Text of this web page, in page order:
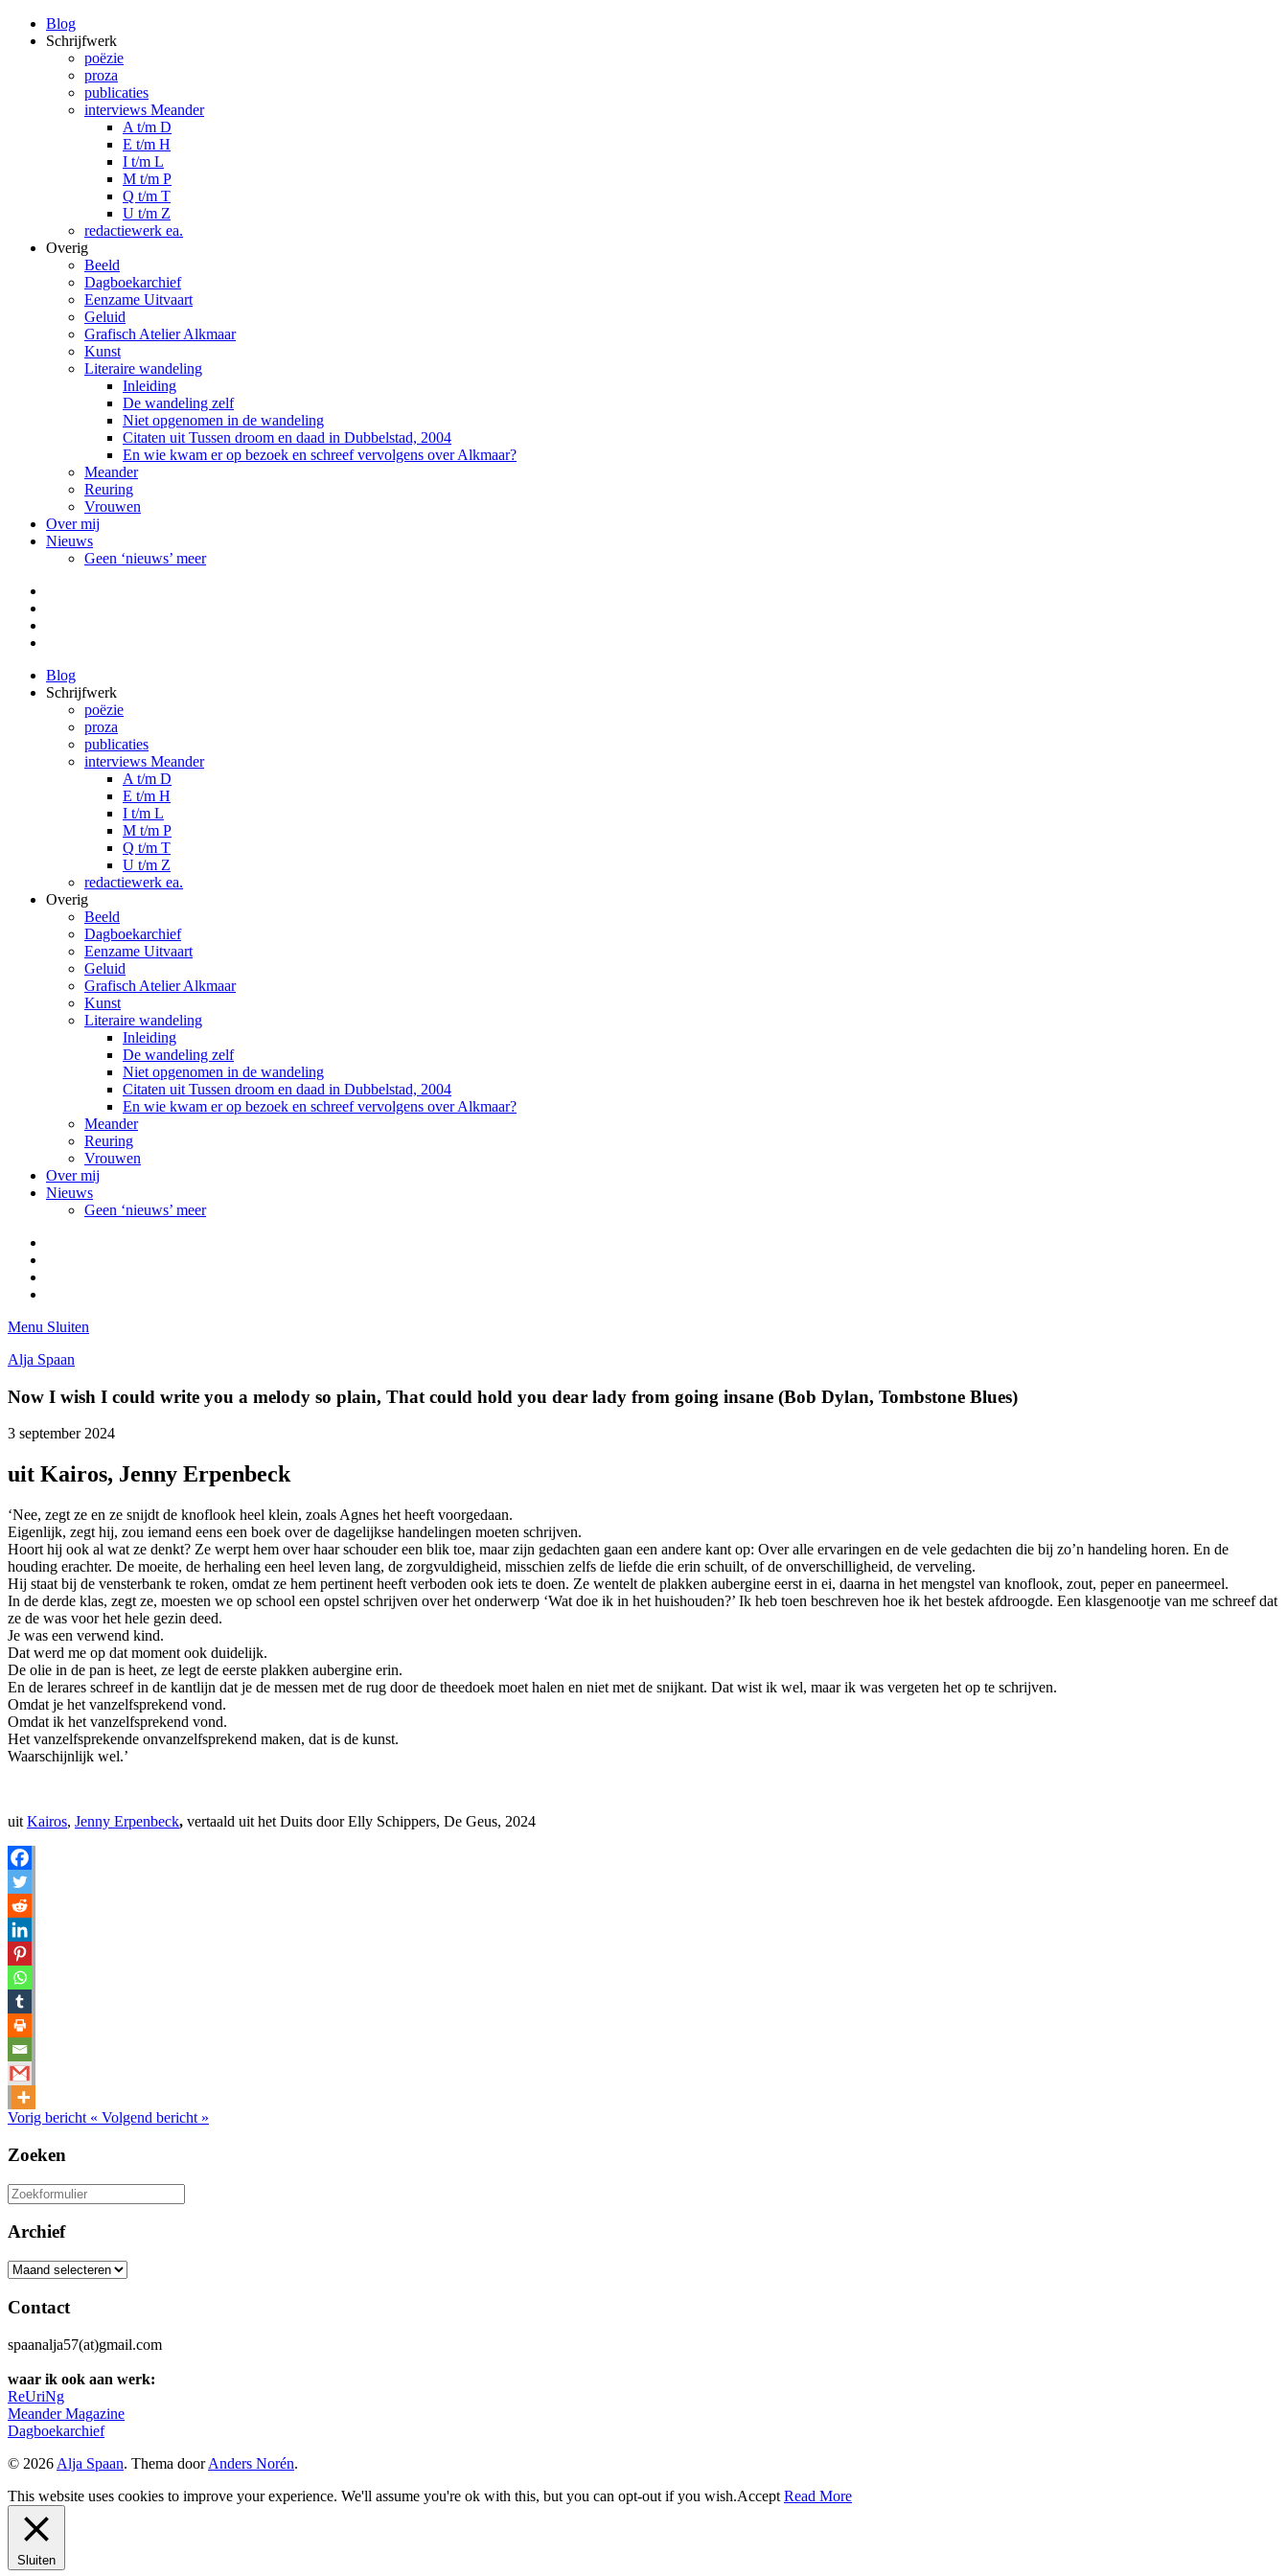
Blog
Schrijfwerk
poëzie
proza
publicaties
interviews Meander
A t/m D
E t/m H
I t/m L
M t/m P
Q t/m T
U t/m Z
redactiewerk ea.
Overig
Beeld
Dagboekarchief
Eenzame Uitvaart
Geluid
Grafisch Atelier Alkmaar
Kunst
Literaire wandeling
Inleiding
De wandeling zelf
Niet opgenomen in de wandeling
Citaten uit Tussen droom en daad in Dubbelstad, 2004
En wie kwam er op bezoek en schreef vervolgens over Alkmaar?
Meander
Reuring
Vrouwen
Over mij
Nieuws
Geen ‘nieuws’ meer
Blog
Schrijfwerk
poëzie
proza
publicaties
interviews Meander
A t/m D
E t/m H
I t/m L
M t/m P
Q t/m T
U t/m Z
redactiewerk ea.
Overig
Beeld
Dagboekarchief
Eenzame Uitvaart
Geluid
Grafisch Atelier Alkmaar
Kunst
Literaire wandeling
Inleiding
De wandeling zelf
Niet opgenomen in de wandeling
Citaten uit Tussen droom en daad in Dubbelstad, 2004
En wie kwam er op bezoek en schreef vervolgens over Alkmaar?
Meander
Reuring
Vrouwen
Over mij
Nieuws
Geen ‘nieuws’ meer
Menu Sluiten
Alja Spaan
Now I wish I could write you a melody so plain, That could hold you dear lady from going insane (Bob Dylan, Tombstone Blues)
3 september 2024
uit Kairos, Jenny Erpenbeck
‘Nee, zegt ze en ze snijdt de knoflook heel klein, zoals Agnes het heeft voorgedaan.
Eigenlijk, zegt hij, zou iemand eens een boek over de dagelijkse handelingen moeten schrijven.
Hoort hij ook al wat ze denkt? Ze werpt hem over haar schouder een blik toe, maar zijn gedachten gaan een andere kant op: Over alle ervaringen en de vele gedachten die bij zo’n handeling horen. En de
houding erachter. De moeite, de herhaling een heel leven lang, de zorgvuldigheid, misschien zelfs de liefde die erin schuilt, of de onverschilligheid, de verveling.
Hij staat bij de vensterbank te roken, omdat ze hem pertinent heeft verboden ook iets te doen. Ze wentelt de plakken aubergine eerst in ei, daarna in het mengstel van knoflook, zout, peper en paneermeel.
In de derde klas, zegt ze, moesten we op school een opstel schrijven over het onderwerp ‘Wat doe ik in het huishouden?’ Ik heb toen beschreven hoe ik het bestek afdroogde. Een klasgenootje van me schreef dat
ze de was voor het hele gezin deed.
Je was een verwend kind.
Dat werd me op dat moment ook duidelijk.
De olie in de pan is heet, ze legt de eerste plakken aubergine erin.
En de lerares schreef in de kantlijn dat je de messen met de rug door de theedoek moet halen en niet met de snijkant. Dat wist ik wel, maar ik was vergeten het op te schrijven.
Omdat je het vanzelfsprekend vond.
Omdat ik het vanzelfsprekend vond.
Het vanzelfsprekende onvanzelfsprekend maken, dat is de kunst.
Waarschijnlijk wel.’
uit Kairos, Jenny Erpenbeck, vertaald uit het Duits door Elly Schippers, De Geus, 2024
Vorig bericht « Volgend bericht »
Zoeken
Zoeken
naar:
Archief
Archief
Contact
spaanalja57(at)gmail.com
waar ik ook aan werk:
ReUriNg
Meander Magazine
Dagboekarchief
© 2026 Alja Spaan. Thema doorAnders Norén.
This website uses cookies to improve your experience. We'll assume you're ok with this, but you can opt-out if you wish.Accept Read More
Sluiten